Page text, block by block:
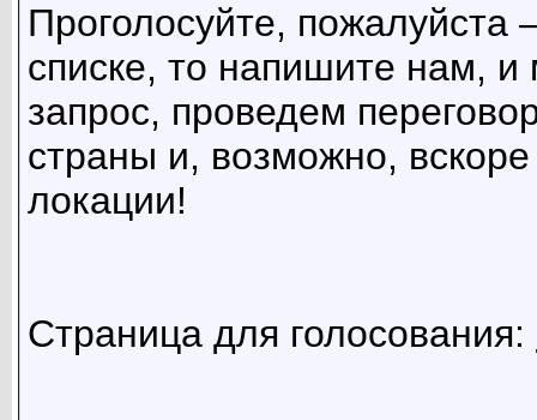
Проголосуйте, пожалуйста
списке, то напишите нам,
запрос, проведем
страны и, возможно,
локации!
Страница для голосования: